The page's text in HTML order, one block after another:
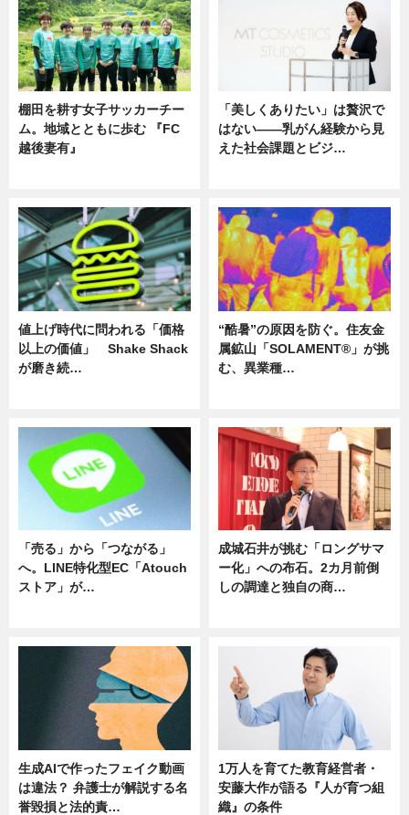
棚田を耕す女子サッカーチー
ム。地域とともに歩む 『FC
越後妻有』
「美しくありたい」は贅沢で
はない――乳がん経験から見
えた社会課題とビジ…
値上げ時代に問われる「価格
以上の価値」 Shake Shack
が磨き続…
“酷暑”の原因を防ぐ。住友金
属鉱山「SOLAMENT®」が挑
む、異業種…
「売る」から「つながる」
へ。LINE特化型EC「Atouch
ストア」が…
成城石井が挑む「ロングサマ
ー化」への布石。2カ月前倒
しの調達と独自の商…
生成AIで作ったフェイク動画
は違法？ 弁護士が解説する名
誉毀損と法的責…
1万人を育てた教育経営者・
安藤大作が語る『人が育つ組
織』の条件